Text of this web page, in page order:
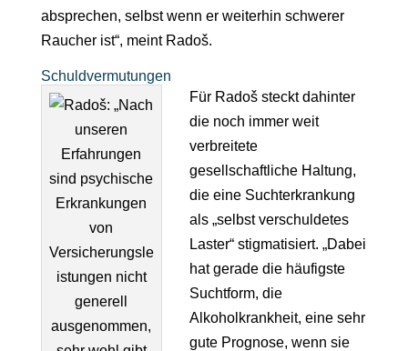
absprechen, selbst wenn er weiterhin schwerer
Raucher ist“, meint Radoš.
Schuldvermutungen
Für Radoš steckt dahinter
die noch immer weit
verbreitete
gesellschaftliche Haltung,
die eine Suchterkrankung
als „selbst verschuldetes
Laster“ stigmatisiert. „Dabei
hat gerade die häufigste
Suchtform, die
Alkoholkrankheit, eine sehr
gute Prognose, wenn sie